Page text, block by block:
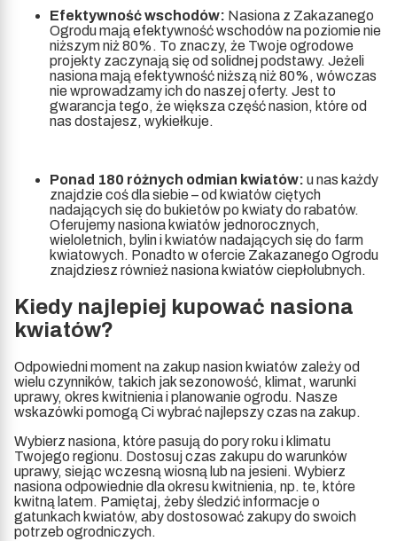
Efektywność wschodów: Nasiona z Zakazanego
Ogrodu mają efektywność wschodów na poziomie nie
niższym niż 80%. To znaczy, że Twoje ogrodowe
projekty zaczynają się od solidnej podstawy. Jeżeli
nasiona mają efektywność niższą niż 80%, wówczas
nie wprowadzamy ich do naszej oferty. Jest to
gwarancja tego, że większa część nasion, które od
nas dostajesz, wykiełkuje.
Ponad 180 różnych odmian kwiatów: u nas każdy
znajdzie coś dla siebie – od kwiatów ciętych
nadających się do bukietów po kwiaty do rabatów.
Oferujemy nasiona kwiatów jednorocznych,
wieloletnich, bylin i kwiatów nadających się do farm
kwiatowych. Ponadto w ofercie Zakazanego Ogrodu
znajdziesz również nasiona kwiatów ciepłolubnych.
Kiedy najlepiej kupować nasiona
kwiatów?
Odpowiedni moment na zakup nasion kwiatów zależy od
wielu czynników, takich jak sezonowość, klimat, warunki
uprawy, okres kwitnienia i planowanie ogrodu. Nasze
wskazówki pomogą Ci wybrać najlepszy czas na zakup.
Wybierz nasiona, które pasują do pory roku i klimatu
Twojego regionu. Dostosuj czas zakupu do warunków
uprawy, siejąc wczesną wiosną lub na jesieni. Wybierz
nasiona odpowiednie dla okresu kwitnienia, np. te, które
kwitną latem. Pamiętaj, żeby śledzić informacje o
gatunkach kwiatów, aby dostosować zakupy do swoich
potrzeb ogrodniczych.